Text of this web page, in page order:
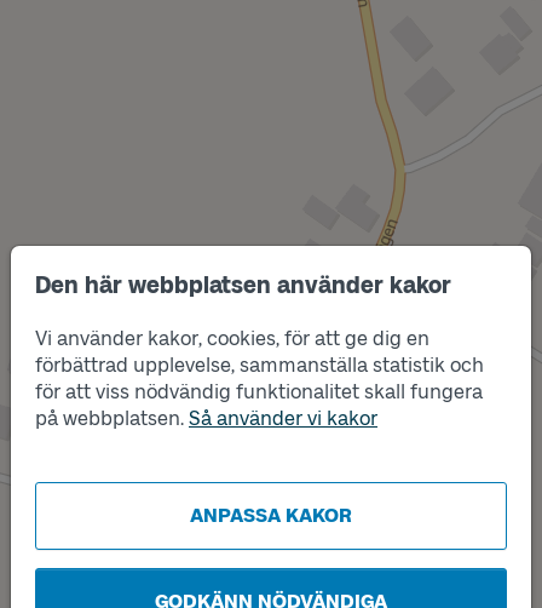
Den här webbplatsen använder kakor
Vi använder kakor, cookies, för att ge dig en
förbättrad upplevelse, sammanställa statistik och
för att viss nödvändig funktionalitet skall fungera
på webbplatsen. Så använder vi kakor
ANPASSA KAKOR
GODKÄNN NÖDVÄNDIGA
Läge
A